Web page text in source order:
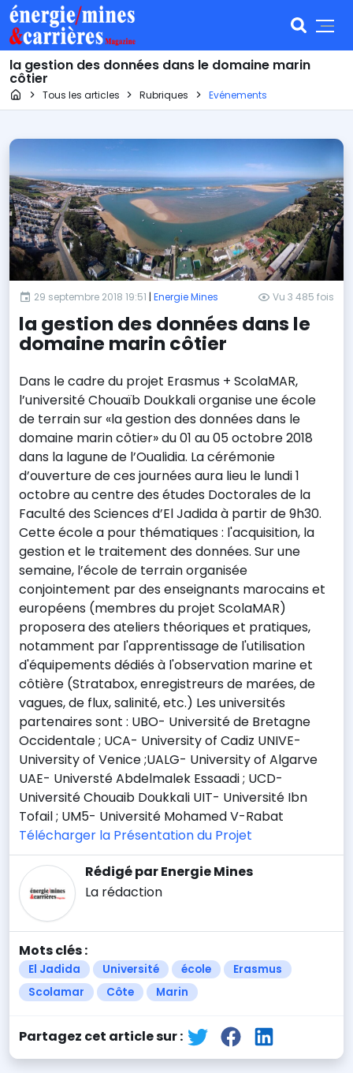
la gestion des données dans le domaine marin
côtier
Page d'accueil
Tous les articles Rubriques Evénements
29 septembre 2018 19:51 | Energie Mines Vu 3 485 fois
la gestion des données dans le
domaine marin côtier
Dans le cadre du projet Erasmus + ScolaMAR,
l’université Chouaïb Doukkali organise une école
de terrain sur «la gestion des données dans le
domaine marin côtier» du 01 au 05 octobre 2018
dans la lagune de l’Oualidia. La cérémonie
d’ouverture de ces journées aura lieu le lundi 1
octobre au centre des études Doctorales de la
Faculté des Sciences d’El Jadida à partir de 9h30.
Cette école a pour thématiques : l'acquisition, la
gestion et le traitement des données. Sur une
semaine, l’école de terrain organisée
conjointement par des enseignants marocains et
européens (membres du projet ScolaMAR)
proposera des ateliers théoriques et pratiques,
notamment par l'apprentissage de l'utilisation
d'équipements dédiés à l'observation marine et
côtière (Stratabox, enregistreurs de marées, de
vagues, de flux, salinité, etc.) Les universités
partenaires sont : UBO- Université de Bretagne
Occidentale ; UCA- University of Cadiz UNIVE-
University of Venice ;UALG- University of Algarve
UAE- Universté Abdelmalek Essaadi ; UCD-
Université Chouaib Doukkali UIT- Université Ibn
Tofail ; UM5- Université Mohamed V-Rabat
Télécharger la Présentation du Projet
Rédigé par Energie Mines
La rédaction
Mots clés :
El Jadida Université école
Erasmus
Scolamar
Côte Marin
Partagez cet article sur :